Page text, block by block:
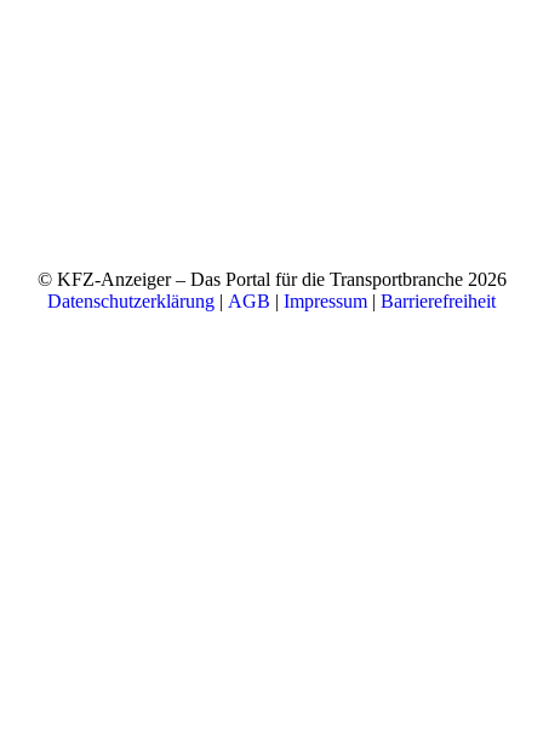
© KFZ-Anzeiger – Das Portal für die Transportbranche 2026
Datenschutzerklärung | AGB | Impressum | Barrierefreiheit